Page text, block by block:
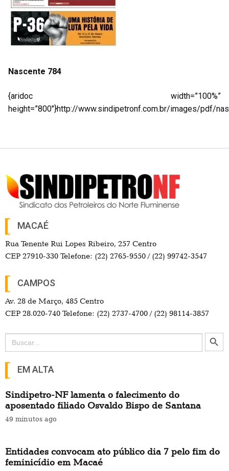
Nascente 784
{aridoc width=”100%”
height=”800″}http://www.sindipetronf.com.br/images/pdf/
MACAÉ
Rua Tenente Rui Lopes Ribeiro, 257 Centro
CEP 27910-330 Telefone: (22) 2765-9550 / (22) 99742-3547
CAMPOS
Av. 28 de Março, 485 Centro
CEP 28.020-740 Telefone: (22) 2737-4700 / (22) 98114-3857
Search
for:
Search Button
EM ALTA
Sindipetro-NF lamenta o falecimento do
aposentado filiado Osvaldo Bispo de Santana
49 minutos ago
Entidades convocam ato público dia 7 pelo fim do
feminicídio em Macaé